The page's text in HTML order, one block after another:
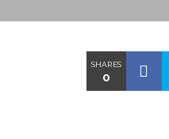
SHARES
0